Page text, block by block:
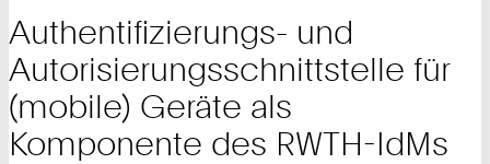
Authentifizierungs- und
Autorisierungsschnittstelle für
(mobile) Geräte als
Komponente des RWTH-IdMs